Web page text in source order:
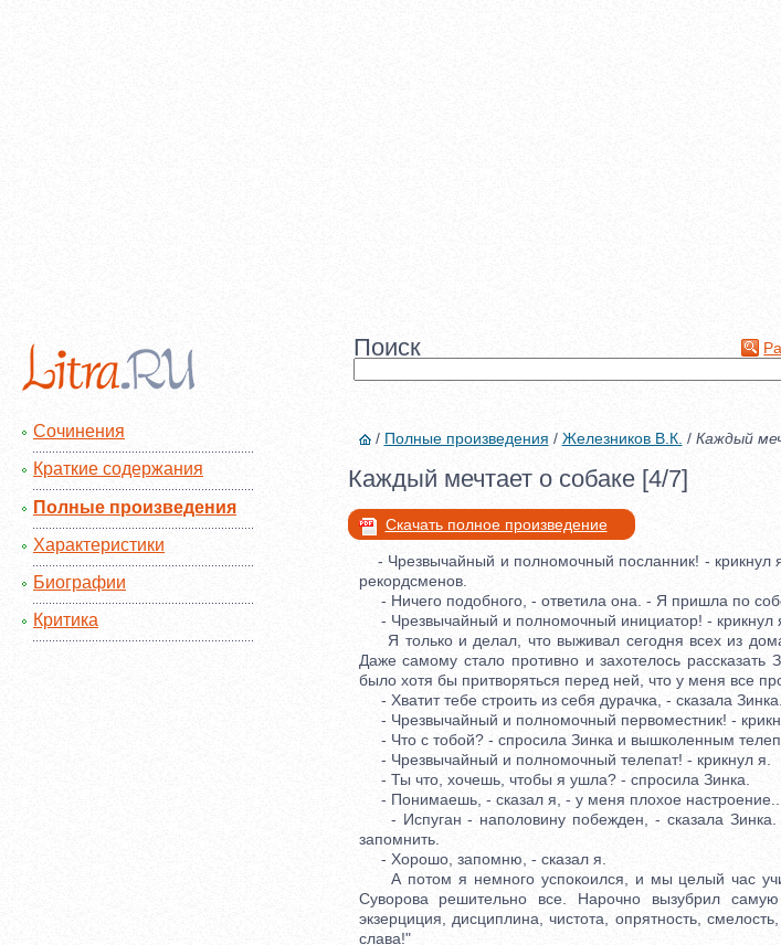
Поиск
Сочинения
Краткие содержания
Полные произведения
Характеристики
Биографии
Критика
/ Полные произведения / Железников В.К. / Каждый
Каждый мечтает о собаке [4/7]
Скачать полное произведение
- Чрезвычайный и полномочный посланник! - крикнул
рекордсменов.
- Ничего подобного, - ответила она. - Я пришла по
- Чрезвычайный и полномочный инициатор! - крикнул
Я только и делал, что выживал сегодня всех из
Даже самому стало противно и захотелось
было хотя бы притворяться перед ней, что у меня все
- Хватит тебе строить из себя дурачка, - сказала
- Чрезвычайный и полномочный первоместник! -
- Что с тобой? - спросила Зинка и вышколенным
- Чрезвычайный и полномочный телепат! - крикнул я.
- Ты что, хочешь, чтобы я ушла? - спросила Зинка.
- Понимаешь, - сказал я, - у меня плохое
- Испуган - наполовину побежден, - сказала Зинка.
запомнить.
- Хорошо, запомню, - сказал я.
А потом я немного успокоился, и мы целый час
Суворова решительно все. Нарочно вызубрил
экзерциция, дисциплина, чистота, опрятность,
слава!"